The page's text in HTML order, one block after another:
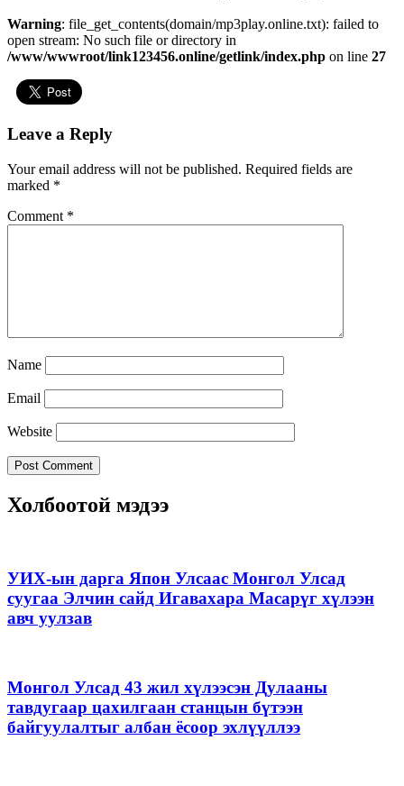
Warning: file_get_contents(domain/mp3play.online.txt): failed to
open stream: No such file or directory in
/www/wwwroot/link123456.online/getlink/index.php on line 27
Leave a Reply
Your email address will not be published. Required fields are
marked *
Comment *
Name
Email
Website
Холбоотой мэдээ
УИХ-ын дарга Япон Улсаас Монгол Улсад
суугаа Элчин сайд Игавахара Масарүг хүлээн
авч уулзав
Монгол Улсад 43 жил хүлээсэн Дулааны
тавдугаар цахилгаан станцын бүтээн
байгуулалтыг албан ёсоор эхлүүллээ